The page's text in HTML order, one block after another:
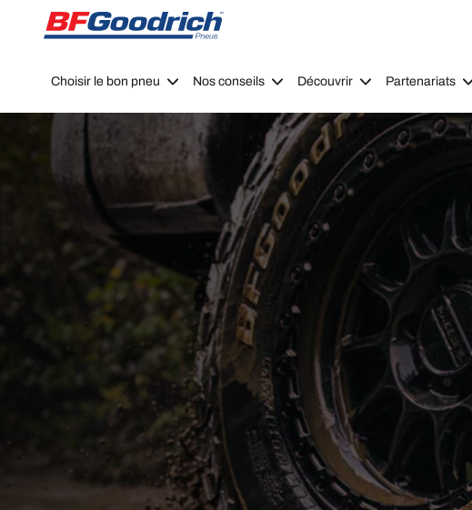
Go to page content
Go to page navigation
Choisir le bon pneu Nos conseils Découvrir Partenariats